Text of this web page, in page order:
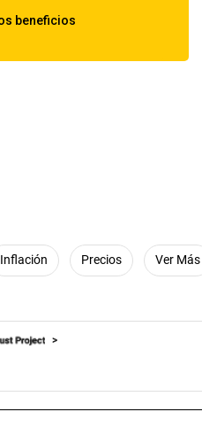
Inflación Precios Ver Más